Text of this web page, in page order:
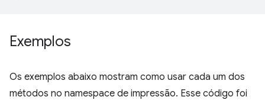
Exemplos
Os exemplos abaixo mostram como usar cada um dos
métodos no namespace de impressão. Esse código foi